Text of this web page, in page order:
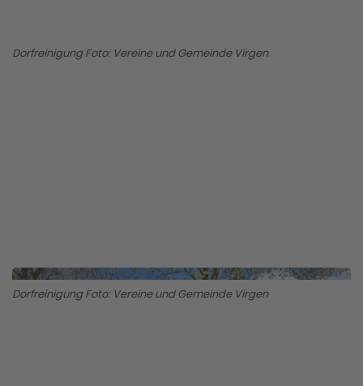
Dorfreinigung Foto: Vereine und Gemeinde Virgen
Dorfreinigung Foto: Vereine und Gemeinde Virgen